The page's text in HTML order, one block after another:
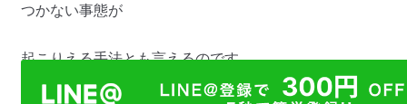
つかない事態が
起こりえる手法とも言えるのです。